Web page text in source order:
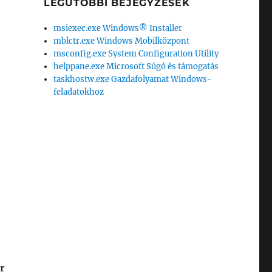
LEGUTÓBBI BEJEGYZÉSEK
msiexec.exe Windows® Installer
mblctr.exe Windows Mobilközpont
msconfig.exe System Configuration Utility
helppane.exe Microsoft Súgó és támogatás
taskhostw.exe Gazdafolyamat Windows-
feladatokhoz